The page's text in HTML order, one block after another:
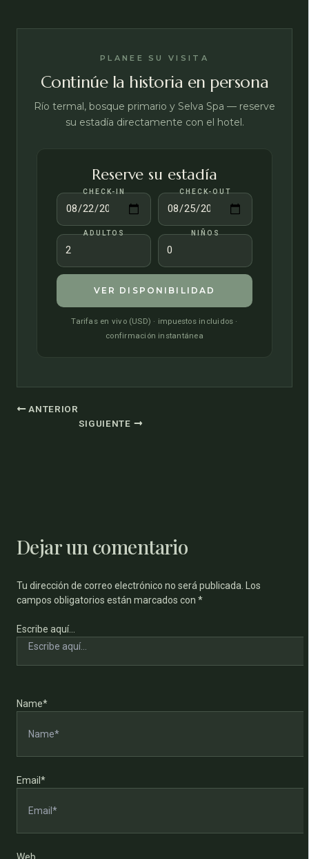
PLANEE SU VISITA
Continúe la historia en persona
Río termal, bosque primario y Selva Spa — reserve
su estadía directamente con el hotel.
Reserve su estadía
CHECK-IN CHECK-OUT
ADULTOS NIÑOS
VER DISPONIBILIDAD
Tarifas en vivo (USD) · impuestos incluidos ·
confirmación instantánea
ANTERIOR
SIGUIENTE
Dejar un comentario
Tu dirección de correo electrónico no será publicada.
Los
campos obligatorios están marcados con *
Escribe aquí...
Name*
Email*